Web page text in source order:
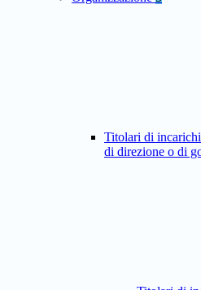
Titolari di
di direzione o di